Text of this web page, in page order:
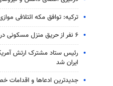
ترکیه: توافق مکه ائتلافی
۶ نفر از حریق منزل مسکونی در مشهد نجات یافتند
رئیس ستاد مشترک ارتش
ایران شد
جدیدترین ادعاها و اقدامات